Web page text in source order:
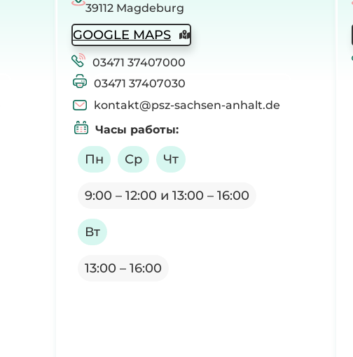
39112 Magdeburg
GOOGLE MAPS
03471 37407000
03471 37407030
kontakt@psz-sachsen-anhalt.de
Часы работы:
Пн Ср Чт
9:00 – 12:00 и 13:00 – 16:00
Вт
13:00 – 16:00